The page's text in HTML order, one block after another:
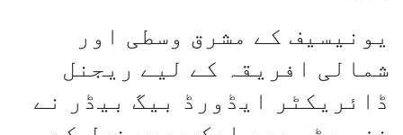
یونیسیف کے مشرق وسطی اور
شمالی افریقہ کے لیے ریجنل
ڈائریکٹر ایڈورڈ بیگ بیڈر نے